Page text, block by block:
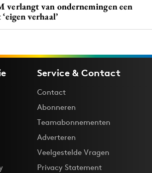
verlangt van ondernemingen een
verhaal’
Service & Contact
Contact
Abonneren
Teamabonnementen
Adverteren
Veelgestelde Vragen
Privacy Statement